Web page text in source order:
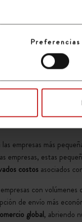
Preferencias
desde el punto
transporte optimiza el
contribuir a una logística
un solo transporte,se
en circulación.
empresas más
empresas, estas
costos asociados
con volúmenes
de envío más
global, abriendo